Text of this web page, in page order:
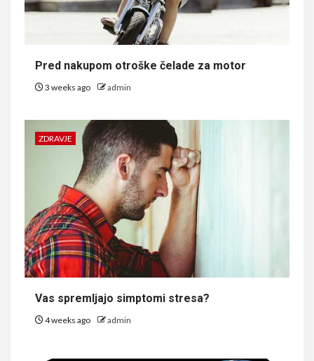
Pred nakupom otroške čelade za motor
3 weeks ago admin
ZDRAVJE
Vas spremljajo simptomi stresa?
4 weeks ago admin